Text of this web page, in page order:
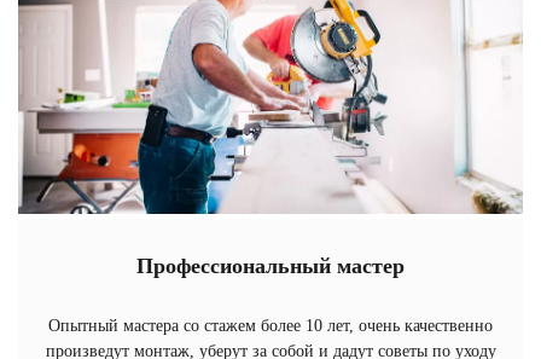
Профессиональный мастер
Опытный мастера со стажем более 10 лет, очень качественно
произведут монтаж, уберут за собой и дадут советы по уходу